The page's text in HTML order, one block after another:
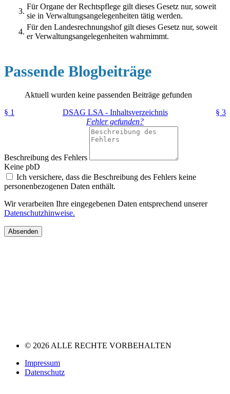
3.
Für Organe der Rechtspflege gilt dieses Gesetz nur, soweit
sie in Verwaltungsangelegenheiten tätig werden.
4.
Für den Landesrechnungshof gilt dieses Gesetz nur, soweit
er Verwaltungsangelegenheiten wahrnimmt.
Passende Blogbeiträge
Aktuell wurden keine passenden Beiträge gefunden
§ 1
DSAG LSA - Inhaltsverzeichnis
§ 3
Fehler gefunden?
Beschreibung des Fehlers
Keine pbD
Ich versichere, dass die Beschreibung des Fehlers keine
personenbezogenen Daten enthält.
Wir verarbeiten Ihre eingegebenen Daten entsprechend unserer
Datenschutzhinweise.
Absenden
© 2026 ALLE RECHTE VORBEHALTEN
Impressum
Datenschutz